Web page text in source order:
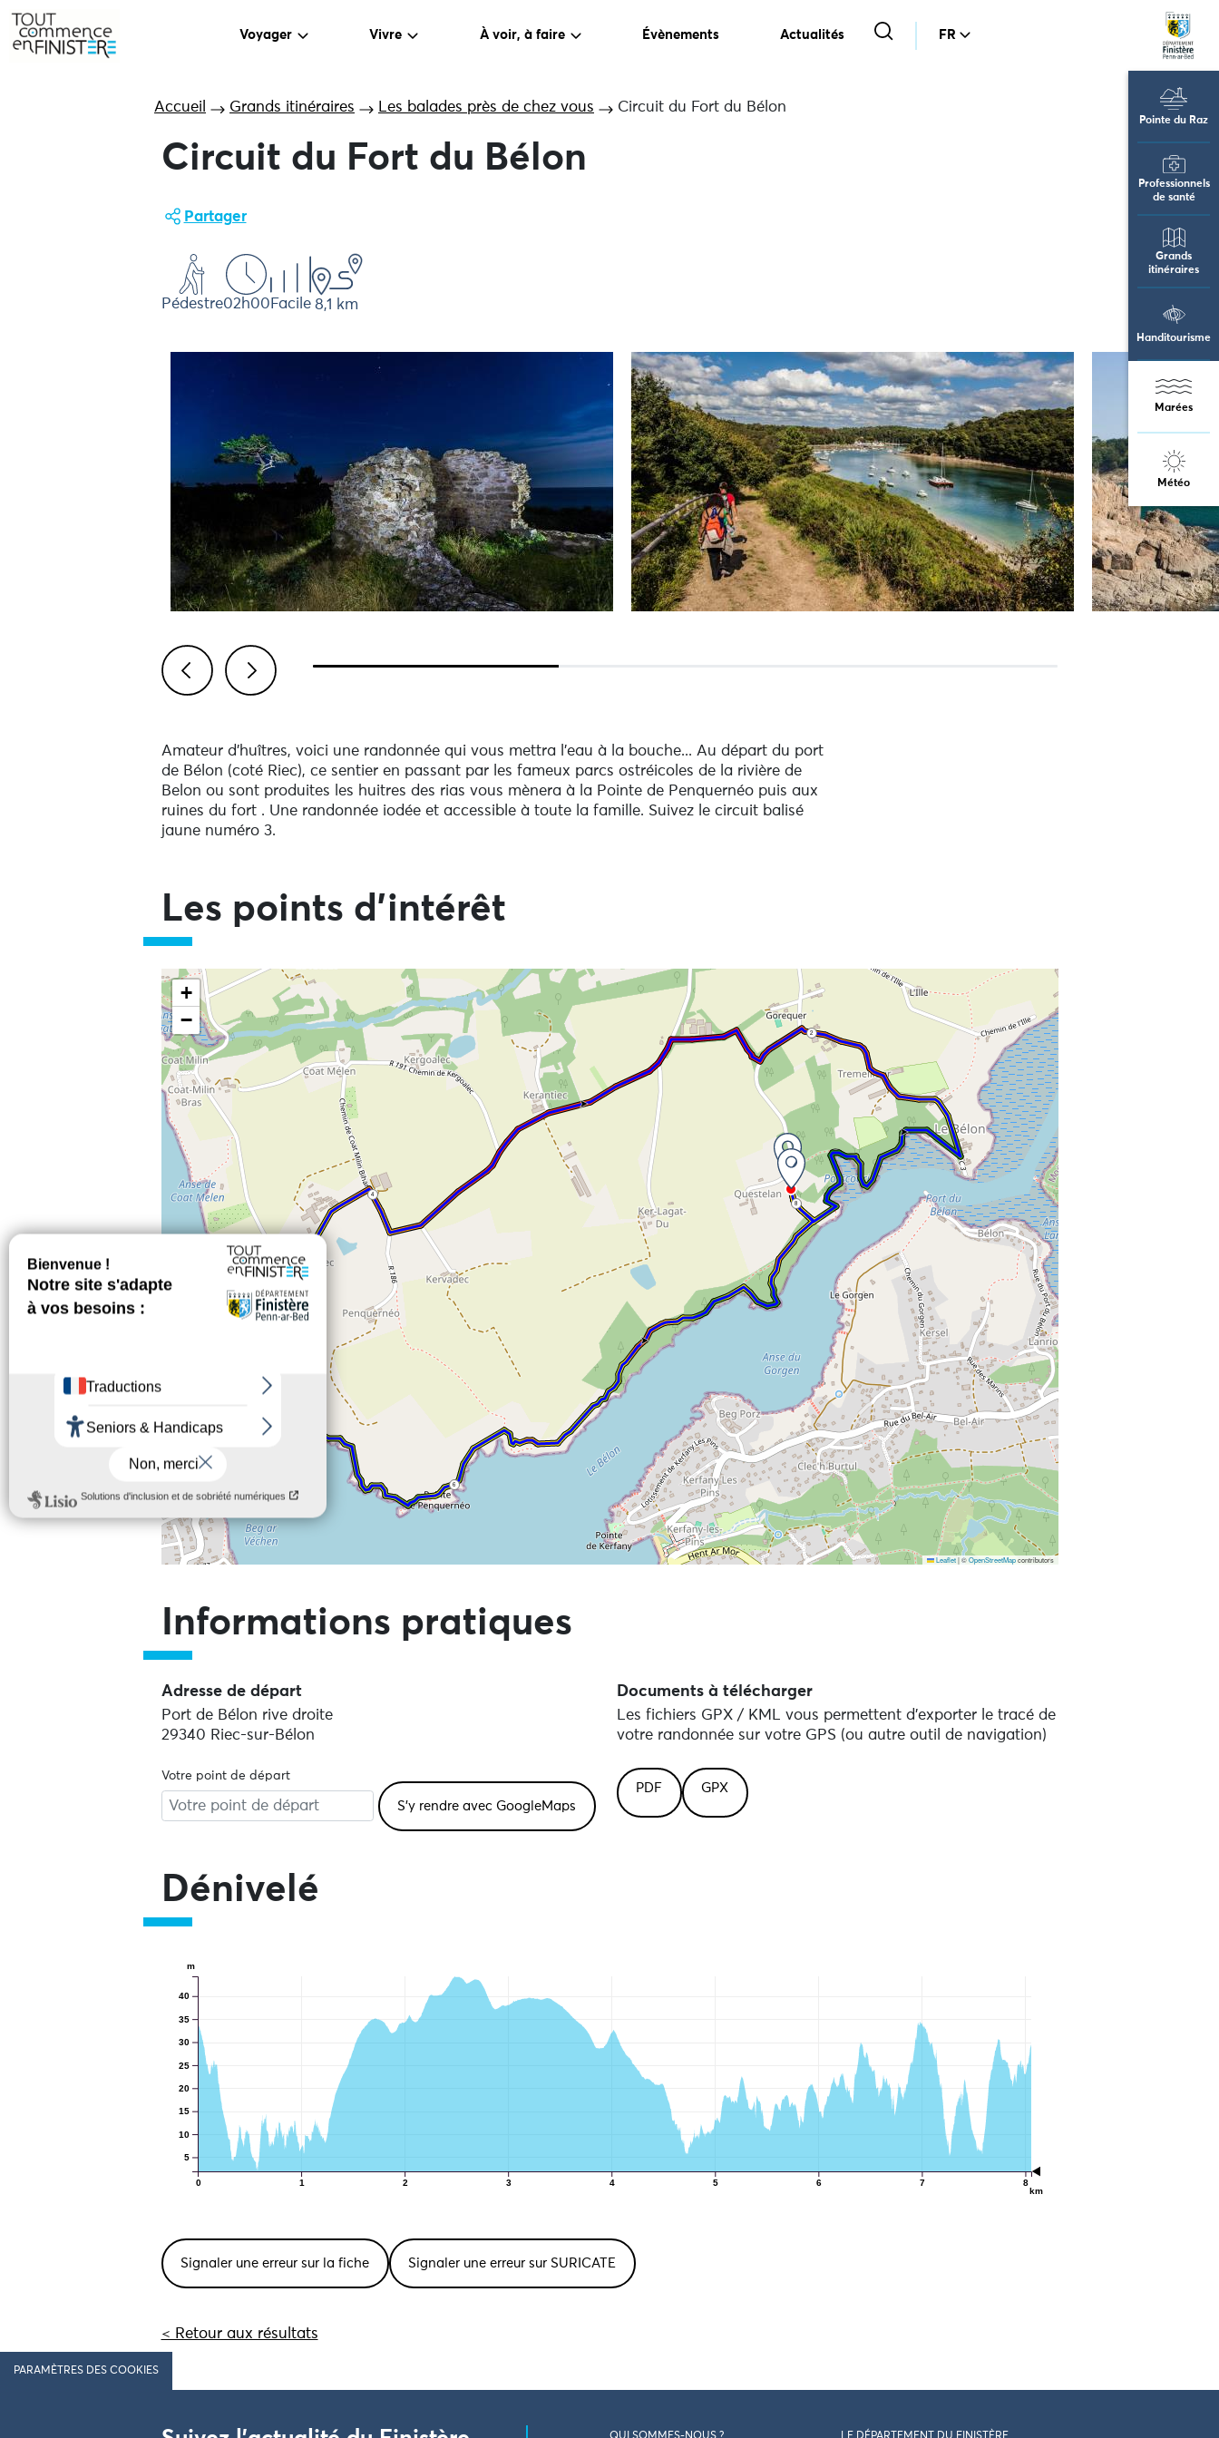
Voyager Vivre À voir, à faire Évènements Actualités FR
Pointe du Raz
Professionnels
de santé
Grands
itinéraires
Handitourisme
Marées
Météo
Accueil Grands itinéraires Les balades près de chez vous Circuit du Fort du Bélon
Circuit du Fort du Bélon
Partager
Pédestre02h00 Facile 8,1 km
Amateur d'huîtres, voici une randonnée qui vous mettra l'eau à la bouche... Au départ du port
de Bélon (coté Riec), ce sentier en passant par les fameux parcs ostréicoles de la rivière de
Belon ou sont produites les huitres des rias vous mènera à la Pointe de Penquernéo puis aux
ruines du fort . Une randonnée iodée et accessible à toute la famille. Suivez le circuit balisé
jaune numéro 3.
Les points d'intérêt
Ne pas consulter la carte et aller directement aux informations
8
4
2
6
+
−
Leaflet |©OpenStreetMapcontributors
Informations pratiques
Adresse de départ
Port de Bélon rive droite
29340 Riec-sur-Bélon
Votre point de départ
Documents à télécharger
Les fichiers GPX / KML vous permettent d'exporter le tracé de
votre randonnée sur votre GPS (ou autre outil de navigation)
PDF GPX
Dénivelé
0 1 2 3 4 5 6 7 8
km
5
10
15
20
25
30
35
40
m
Signaler une erreur sur la fiche Signaler une erreur sur SURICATE
< Retour aux résultats
PARAMÈTRES DES COOKIES